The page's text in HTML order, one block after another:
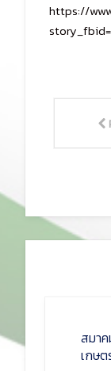
https://
สมา
เกษ